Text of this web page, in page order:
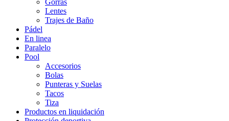
Lentes
Trajes de Baño
Pádel
En linea
Paralelo
Pool
Accesorios
Bolas
Punteras y Suelas
Tacos
Tiza
Productos en liquidación